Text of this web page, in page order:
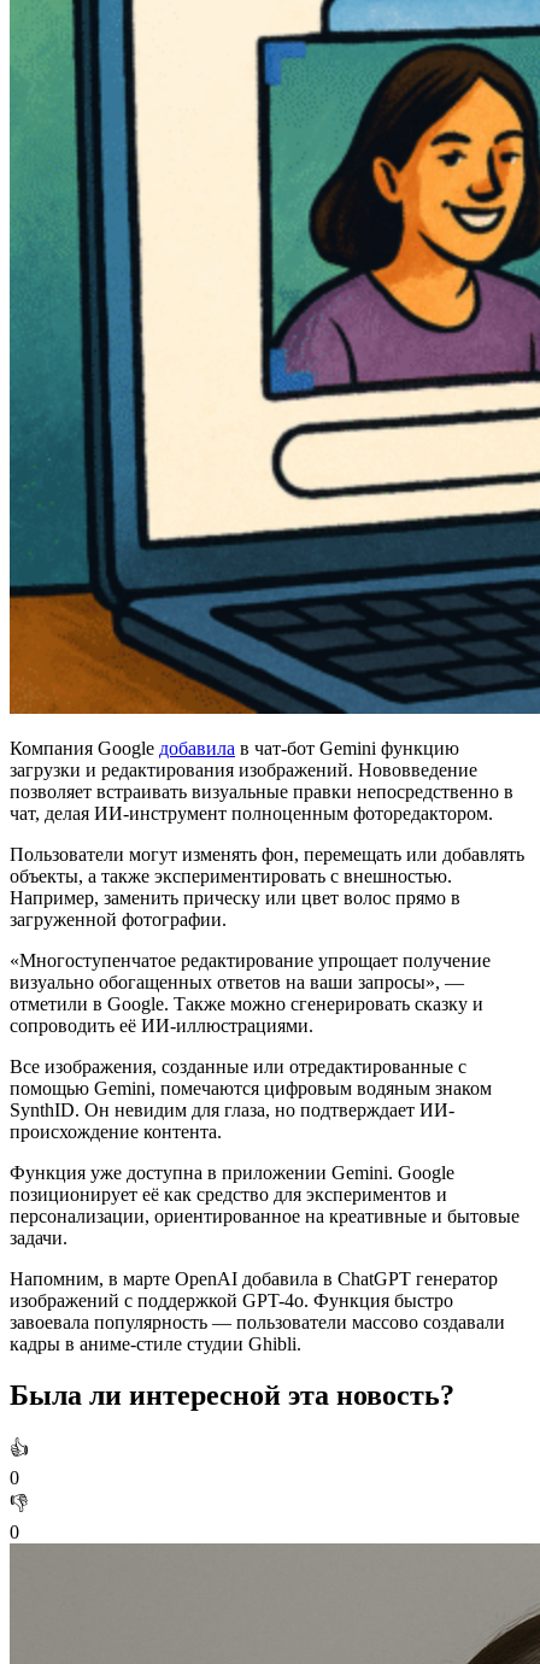
Компания Google добавила в чат-бот Gemini функцию
загрузки и редактирования изображений. Нововведение
позволяет встраивать визуальные правки непосредственно в
чат, делая ИИ-инструмент полноценным фоторедактором.
Пользователи могут изменять фон, перемещать или добавлять
объекты, а также экспериментировать с внешностью.
Например, заменить прическу или цвет волос прямо в
загруженной фотографии.
«Многоступенчатое редактирование упрощает получение
визуально обогащенных ответов на ваши запросы», —
отметили в Google. Также можно сгенерировать сказку и
сопроводить её ИИ-иллюстрациями.
Все изображения, созданные или отредактированные с
помощью Gemini, помечаются цифровым водяным знаком
SynthID. Он невидим для глаза, но подтверждает ИИ-
происхождение контента.
Функция уже доступна в приложении Gemini. Google
позиционирует её как средство для экспериментов и
персонализации, ориентированное на креативные и бытовые
задачи.
Напомним, в марте OpenAI добавила в ChatGPT генератор
изображений с поддержкой GPT-4o. Функция быстро
завоевала популярность — пользователи массово создавали
кадры в аниме-стиле студии Ghibli.
Была ли интересной эта новость?
👍
0
👎
0